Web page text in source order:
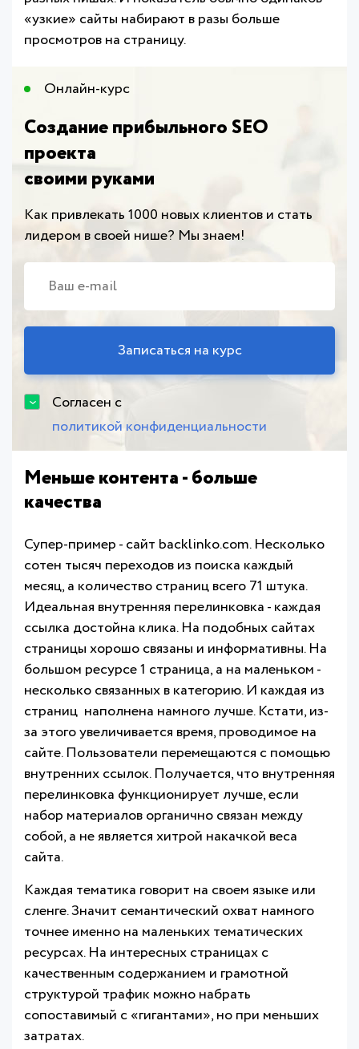
«узкие» сайты набирают в разы больше
просмотров на страницу.
Онлайн-курс​
Создание прибыльного SEO
проекта
своими руками
Как привлекать 1000 новых клиентов и стать
лидером в своей нише? Мы знаем!
Согласен с
политикой конфиденциальности
Меньше контента - больше
качества
Супер-пример - сайт backlinko.com. Несколько
сотен тысяч переходов из поиска каждый
месяц, а количество страниц всего 71 штука.
Идеальная внутренняя перелинковка - каждая
ссылка достойна клика. На подобных сайтах
страницы хорошо связаны и информативны. На
большом ресурсе 1 страница, а на маленьком -
несколько связанных в категорию. И каждая из
страниц наполнена намного лучше. Кстати, из-
за этого увеличивается время, проводимое на
сайте. Пользователи перемещаются с помощью
внутренних ссылок. Получается, что внутренняя
перелинковка функционирует лучше, если
набор материалов органично связан между
собой, а не является хитрой накачкой веса
сайта.
Каждая тематика говорит на своем языке или
сленге. Значит семантический охват намного
точнее именно на маленьких тематических
ресурсах. На интересных страницах с
качественным содержанием и грамотной
структурой трафик можно набрать
сопоставимый с «гигантами», но при меньших
затратах.